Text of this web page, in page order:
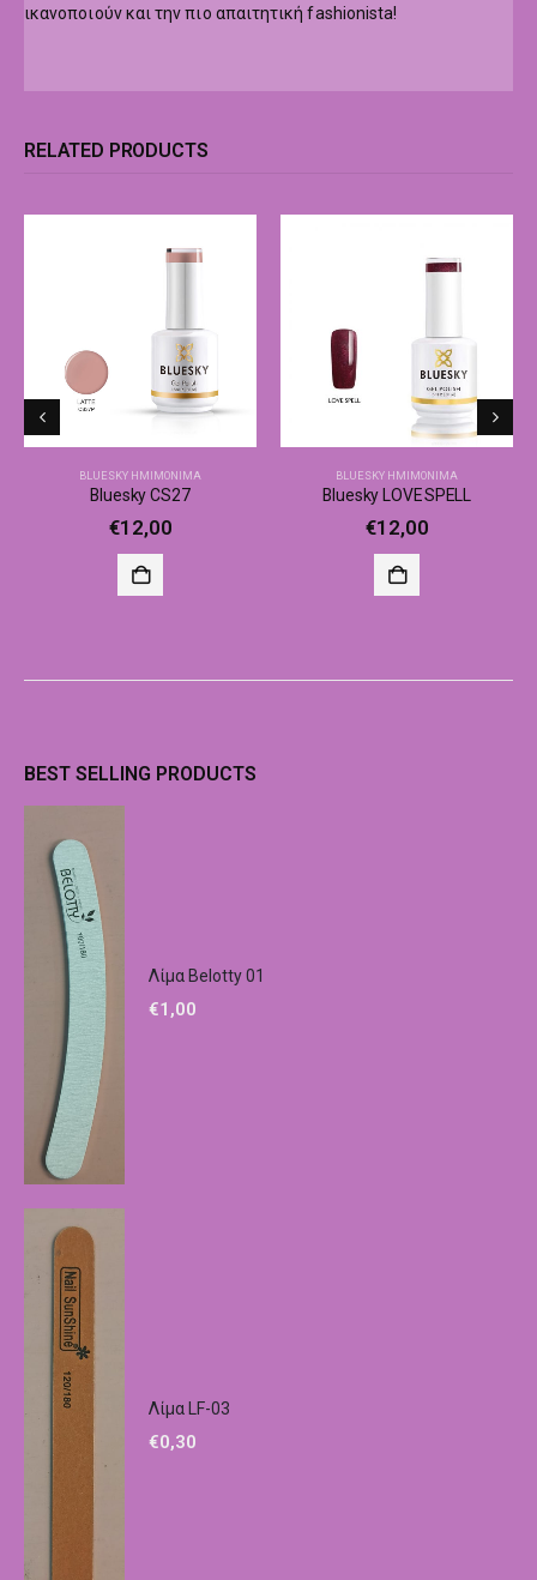
ικανοποιούν και την πιο απαιτητική fashionista!
RELATED PRODUCTS
BLUESKY ΗΜΙΜΌΝΙΜΑ
Bluesky CS27
€12,00
BLUESKY ΗΜΙΜΌΝΙΜΑ
Bluesky LOVE SPELL
€12,00
BEST SELLING PRODUCTS
Λίμα Belotty 01
€1,00
Λίμα LF-03
€0,30